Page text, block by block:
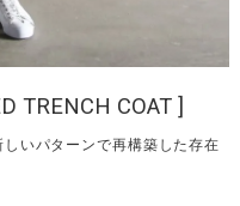
TRENCH COAT ]
いパターンで再構築した存在